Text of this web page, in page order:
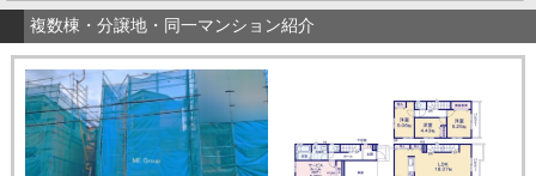
複数棟・分譲地・同一マンション紹介